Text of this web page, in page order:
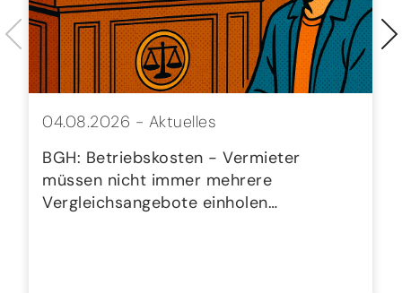
04.08.2026 - Aktuelles
BGH: Betriebskosten - Vermieter
müssen nicht immer mehrere
Vergleichsangebote einholen…